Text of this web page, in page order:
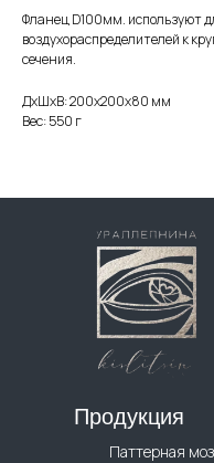
Фланец D100мм. используют
воздухораспределителей к
сечения.
ДxШxВ: 200x200x80 мм
Вес: 550 г
Паттерная
Продукция